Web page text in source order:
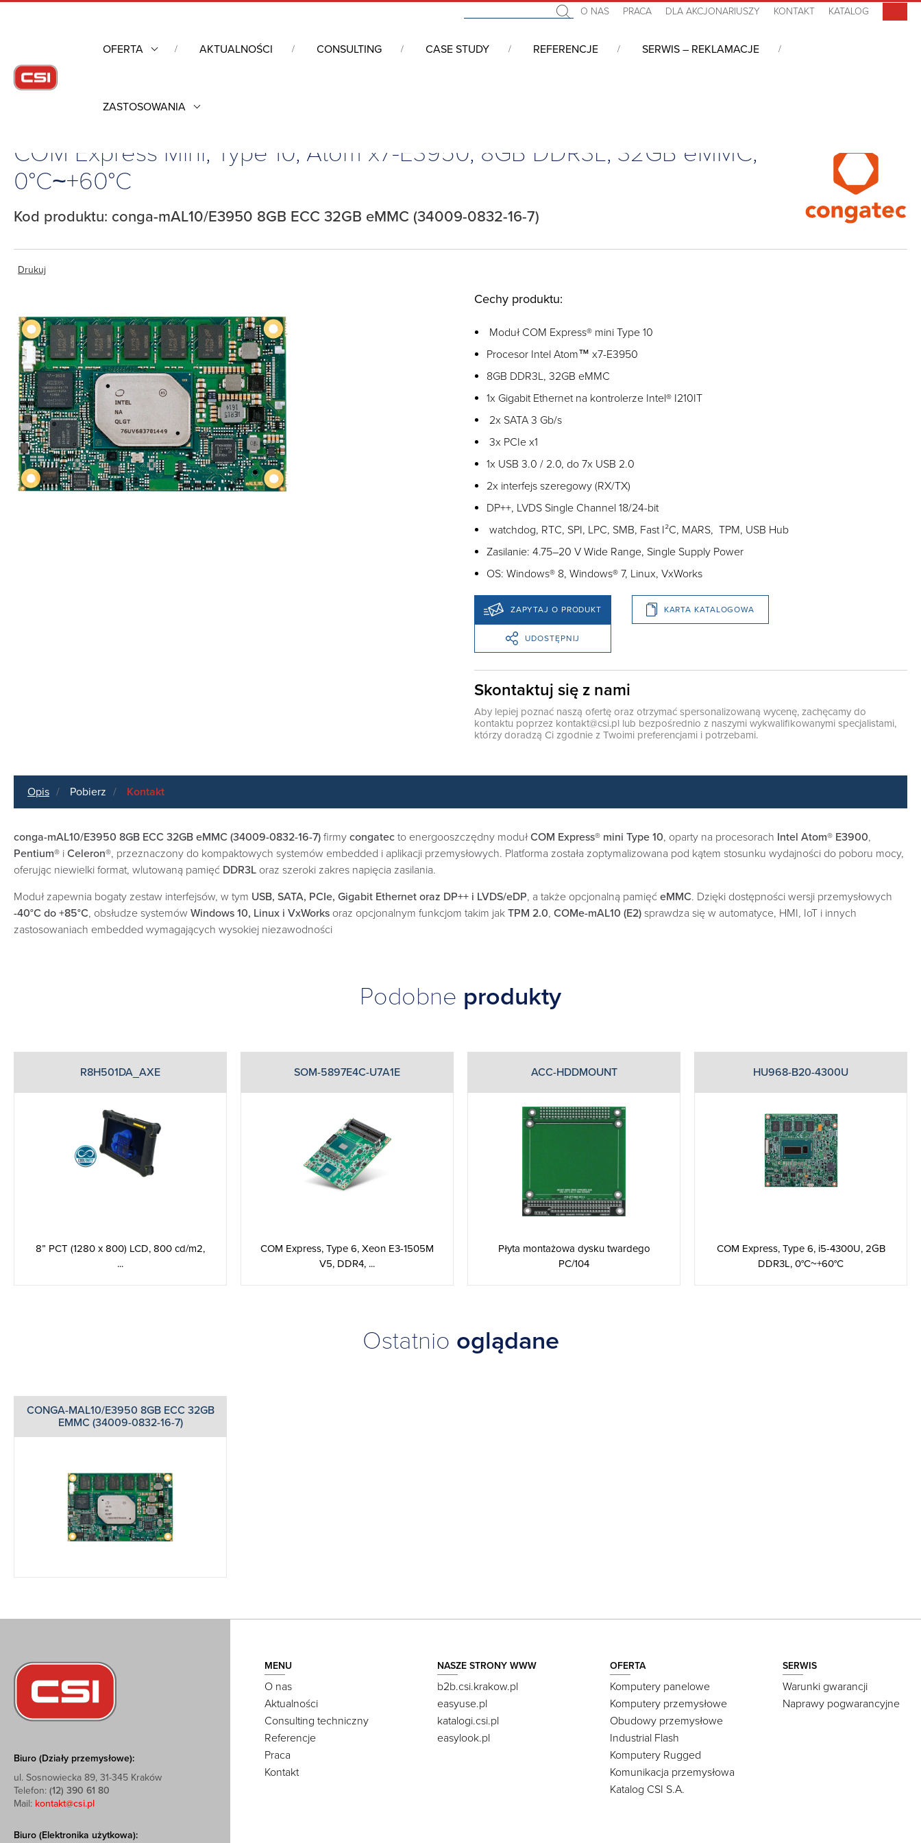
O NAS PRACA DLA AKCJONARIUSZY KONTAKT KATALOG
OFERTA AKTUALNOŚCI CONSULTING CASE STUDY REFERENCJE SERWIS – REKLAMACJE
ZASTOSOWANIA
Komputery przemysłowe
COM Express Mini, Type 10, Atom x7-E3950, 8GB DDR3L, 32GB eMMC,
0°C~+60°C
Kod produktu: conga-mAL10/E3950 8GB ECC 32GB eMMC (34009-0832-16-7)
Drukuj
Cechy produktu:
Moduł COM Express® mini Type 10
Procesor Intel Atom™ x7-E3950
8GB DDR3L, 32GB eMMC
1x Gigabit Ethernet na kontrolerze Intel® I210IT
2x SATA 3 Gb/s
3x PCIe x1
1x USB 3.0 / 2.0, do 7x USB 2.0
2x interfejs szeregowy (RX/TX)
DP++, LVDS Single Channel 18/24-bit
watchdog, RTC, SPI, LPC, SMB, Fast I²C, MARS, TPM, USB Hub
Zasilanie: 4.75–20 V Wide Range, Single Supply Power
OS: Windows® 8, Windows® 7, Linux, VxWorks
ZAPYTAJ O PRODUKT KARTA KATALOGOWA
UDOSTĘPNIJ
Skontaktuj się z nami
Aby lepiej poznać naszą ofertę oraz otrzymać spersonalizowaną wycenę, zachęcamy do
kontaktu poprzez kontakt@csi.pl lub bezpośrednio z naszymi wykwalifikowanymi specjalistami,
którzy doradzą Ci zgodnie z Twoimi preferencjami i potrzebami.
Opis Pobierz Kontakt
conga-mAL10/E3950 8GB ECC 32GB eMMC (34009-0832-16-7) firmy congatec to energooszczędny modułCOM Express® mini Type 10, oparty na procesorach Intel Atom® E3900,
Pentium® i Celeron®, przeznaczony do kompaktowych systemów embedded i aplikacji przemysłowych. Platforma została zoptymalizowana pod kątem stosunku wydajności do poboru mocy,
oferując niewielki format, wlutowaną pamięć DDR3L oraz szeroki zakres napięcia zasilania.
Moduł zapewnia bogaty zestaw interfejsów, w tym USB, SATA, PCIe, Gigabit Ethernet oraz DP++ i LVDS/eDP, a także opcjonalną pamięć eMMC. Dzięki dostępności wersji przemysłowych
-40°C do +85°C, obsłudze systemów Windows 10, Linux i VxWorks oraz opcjonalnym funkcjom takim jak TPM 2.0, COMe-mAL10 (E2) sprawdza się w automatyce, HMI, IoT i innych
zastosowaniach embedded wymagających wysokiej niezawodności
Podobne produkty
R8H501DA_AXE
8” PCT (1280 x 800) LCD, 800 cd/m2,
...
SOM-5897E4C-U7A1E
COM Express, Type 6, Xeon E3-1505M
V5, DDR4, ...
ACC-HDDMOUNT
Płyta montażowa dysku twardego
PC/104
HU968-B20-4300U
COM Express, Type 6, i5-4300U, 2GB
DDR3L, 0°C~+60°C
Ostatnio oglądane
CONGA-MAL10/E3950 8GB ECC 32GB
EMMC (34009-0832-16-7)
Biuro (Działy przemysłowe):
ul. Sosnowiecka 89, 31-345 Kraków
Telefon: (12) 390 61 80
Mail: kontakt@csi.pl
Biuro (Elektronika użytkowa):
MENU
O nas
Aktualności
Consulting techniczny
Referencje
Praca
Kontakt
NASZE STRONY WWW
b2b.csi.krakow.pl
easyuse.pl
katalogi.csi.pl
easylook.pl
OFERTA
Komputery panelowe
Komputery przemysłowe
Obudowy przemysłowe
Industrial Flash
Komputery Rugged
Komunikacja przemysłowa
Katalog CSI S.A.
SERWIS
Warunki gwarancji
Naprawy pogwarancyjne